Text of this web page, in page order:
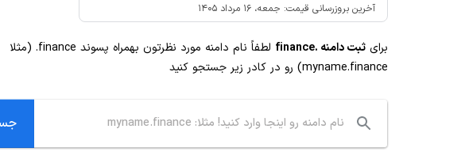
آخرین بروزرسانی قیمت: جمعه، ۱۶ مرداد ۱۴۰۵
برای ثبت دامنه .finance لطفاً نام دامنه مورد نظرتون بهمراه پسوند .finance (مثلا
myname.finance) رو در کادر زیر جستجو کنید